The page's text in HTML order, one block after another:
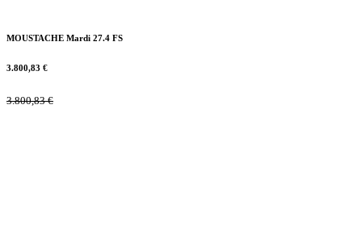
MOUSTACHE Mardi 27.4 FS
3.800,83 €
3.800,83€